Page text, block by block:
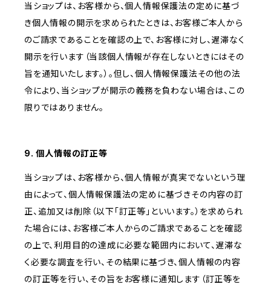
当ショップは、お客様から、個人情報保護法の定めに基づ
き個人情報の開示を求められたときは、お客様ご本人から
のご請求であることを確認の上で、お客様に対し、遅滞なく
開示を行います（当該個人情報が存在しないときにはその
旨を通知いたします。）。但し、個人情報保護法その他の法
令により、当ショップが開示の義務を負わない場合は、この
限りではありません。
9. 個人情報の訂正等
当ショップは、お客様から、個人情報が真実でないという理
由によって、個人情報保護法の定めに基づきその内容の訂
正、追加又は削除（以下「訂正等」といいます。）を求められ
た場合には、お客様ご本人からのご請求であることを確認
の上で、利用目的の達成に必要な範囲内において、遅滞な
く必要な調査を行い、その結果に基づき、個人情報の内容
の訂正等を行い、その旨をお客様に通知します（訂正等を